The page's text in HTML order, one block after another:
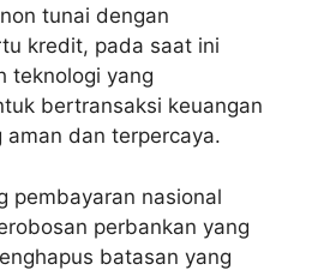
tunai dengan
kredit, pada saat ini
teknologi yang
bertransaksi keuangan
aman dan terpercaya.
pembayaran nasional
perbankan yang
batasan yang